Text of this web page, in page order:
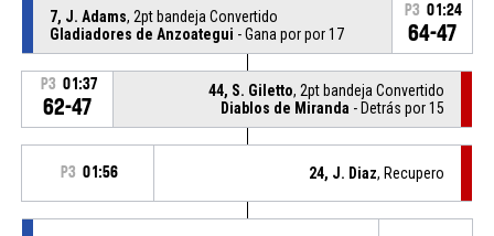
7, J. Adams, 2pt bandeja Convertido
Gladiadores de Anzoategui - Gana por por 17
P3 01:24
64-47
P3 01:37
62-47
44, S. Giletto, 2pt bandeja Convertido
Diablos de Miranda - Detrás por 15
P3 01:56 24, J. Diaz, Recupero